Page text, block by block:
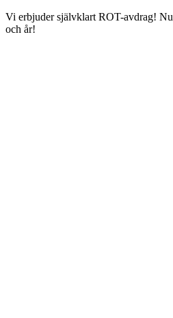
Vi erbjuder självklart ROT-avdrag! Nu
och år!​